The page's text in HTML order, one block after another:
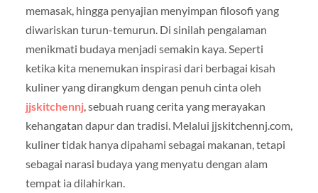
memasak, hingga penyajian menyimpan filosofi yang
diwariskan turun-temurun. Di sinilah pengalaman
menikmati budaya menjadi semakin kaya. Seperti
ketika kita menemukan inspirasi dari berbagai kisah
kuliner yang dirangkum dengan penuh cinta oleh
jjskitchennj, sebuah ruang cerita yang merayakan
kehangatan dapur dan tradisi. Melalui jjskitchennj.com,
kuliner tidak hanya dipahami sebagai makanan, tetapi
sebagai narasi budaya yang menyatu dengan alam
tempat ia dilahirkan.